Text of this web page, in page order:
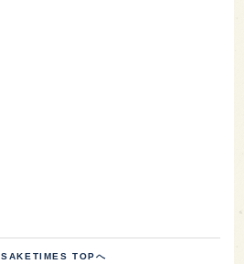
SAKETIMES TOPへ